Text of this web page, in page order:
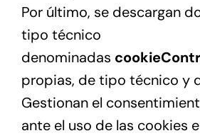
Por último, se descargan
tipo técnico
denominadas
propias, de tipo técnico y
Gestionan el
ante el uso de las cookies